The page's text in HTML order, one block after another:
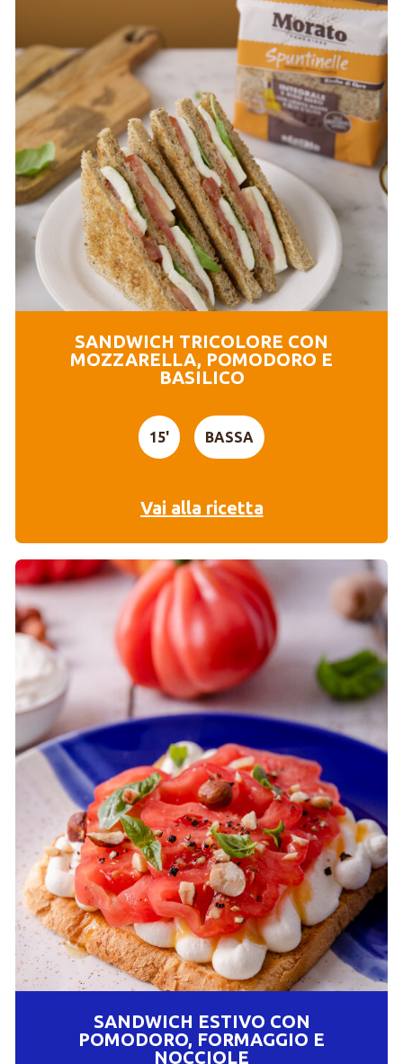
SANDWICH TRICOLORE CON
MOZZARELLA, POMODORO E
BASILICO
15' BASSA
Vai alla ricetta
SANDWICH ESTIVO CON
POMODORO, FORMAGGIO E
NOCCIOLE